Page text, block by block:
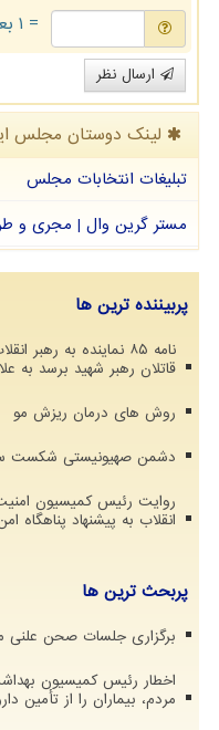
= ۱ بعلاوه ۳
ارسال نظر
لینک دوستان مجلس
تبلیغات انتخابات مجلس
مستر گرین وال | مجری و
پربیننده ترین ها
نامه ۸۵ نماینده به
قاتلان رهبر شهید برسد به
روش های درمان ریزش مو
دشمن صهیونیستی شکست
روایت رئیس کمیسیون
انقلاب به پیشنهاد پناهگاه
پربحث ترین ها
برگزاری جلسات صحن
اخطار رئیس کمیسیون
مردم، بیماران را از تأمین